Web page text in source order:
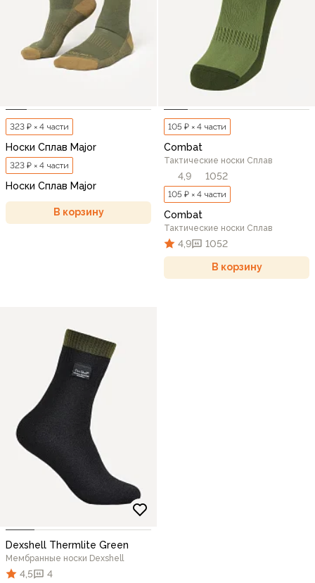
323 ₽ × 4 части
Носки Сплав Major
323 ₽ × 4 части
Носки Сплав Major
В корзину
105 ₽ × 4 части
Combat
Тактические носки Сплав
4,9 1052
105 ₽ × 4 части
Combat
Тактические носки Сплав
4,9 1052
В корзину
Dexshell Thermlite Green
Мембранные носки Dexshell
4,5 4